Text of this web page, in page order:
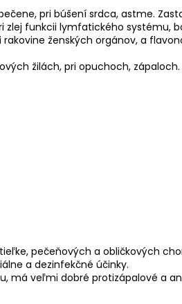
pri búšení srdca, astme.
funkcii lymfatického systému,
ženských orgánov, a
žilách, pri opuchoch,
pečeňových a obličkových
a dezinfekčné účinky.
má veľmi dobré protizápalové a